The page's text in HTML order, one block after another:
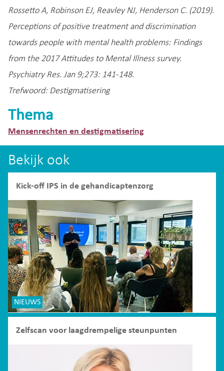
Rossetto A, Robinson EJ, Reavley NJ, Henderson C. (2019).
Perceptions of positive treatment and discrimination
towards people with mental health problems: Findings
from the 2017 Attitudes to Mental Illness survey.
Psychiatry Res. Jan 9;273: 141-148.
Trefwoord: Destigmatisering
Thema
Mensenrechten en destigmatisering
Bekijk ook
Kick-off IPS in de gehandicaptenzorg
NIEUWS
Zelfscan voor laagdrempelige steunpunten